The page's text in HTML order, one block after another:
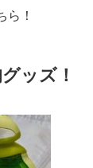
ら！
ッズ！